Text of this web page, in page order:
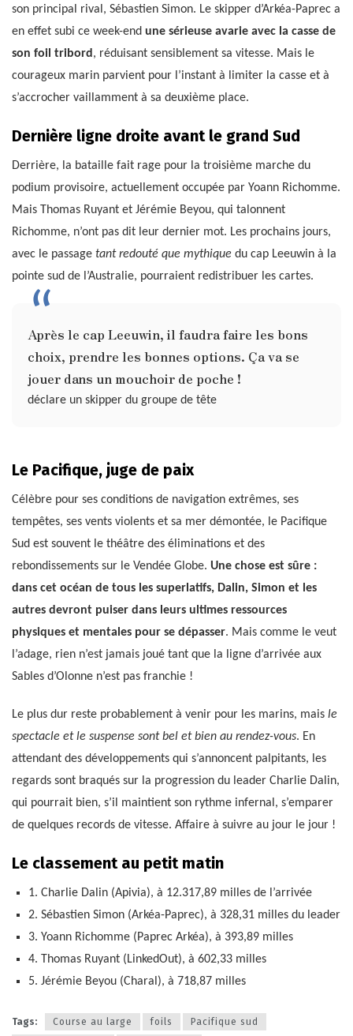
son principal rival, Sébastien Simon. Le skipper d’Arkéa-Paprec a
en effet subi ce week-end une sérieuse avarie avec la casse de
son foil tribord , réduisant sensiblement sa vitesse. Mais le
courageux marin parvient pour l’instant à limiter la casse et à
s’accrocher vaillamment à sa deuxième place.
Dernière ligne droite avant le grand Sud
Derrière, la bataille fait rage pour la troisième marche du
podium provisoire, actuellement occupée par Yoann Richomme.
Mais Thomas Ruyant et Jérémie Beyou, qui talonnent
Richomme, n’ont pas dit leur dernier mot. Les prochains jours,
avec le passage tant redouté que mythique du cap Leeuwin à la
pointe sud de l’Australie, pourraient redistribuer les cartes.
Après le cap Leeuwin, il faudra faire les bons
choix, prendre les bonnes options. Ça va se
jouer dans un mouchoir de poche !
déclare un skipper du groupe de tête
Le Pacifique, juge de paix
Célèbre pour ses conditions de navigation extrêmes, ses
tempêtes, ses vents violents et sa mer démontée, le Pacifique
Sud est souvent le théâtre des éliminations et des
rebondissements sur le Vendée Globe. Une chose est sûre :
dans cet océan de tous les superlatifs, Dalin, Simon et les
autres devront puiser dans leurs ultimes ressources
physiques et mentales pour se dépasser. Mais comme le veut
l’adage, rien n’est jamais joué tant que la ligne d’arrivée aux
Sables d’Olonne n’est pas franchie !
Le plus dur reste probablement à venir pour les marins, mais le
spectacle et le suspense sont bel et bien au rendez-vous. En
attendant des développements qui s’annoncent palpitants, les
regards sont braqués sur la progression du leader Charlie Dalin,
qui pourrait bien, s’il maintient son rythme infernal, s’emparer
de quelques records de vitesse. Affaire à suivre au jour le jour !
Le classement au petit matin
1. Charlie Dalin (Apivia), à 12.317,89 milles de l’arrivée
2. Sébastien Simon (Arkéa-Paprec), à 328,31 milles du leader
3. Yoann Richomme (Paprec Arkéa), à 393,89 milles
4. Thomas Ruyant (LinkedOut), à 602,33 milles
5. Jérémie Beyou (Charal), à 718,87 milles
Tags: Course au large foils
Pacifique sud